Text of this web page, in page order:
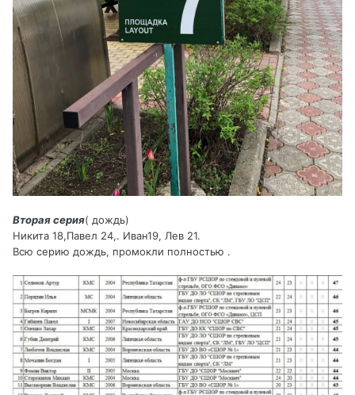
Вторая серия( дождь)
Никита 18,Павел 24,. Иван19, Лев 21.
Всю серию дождь, промокли полностью .